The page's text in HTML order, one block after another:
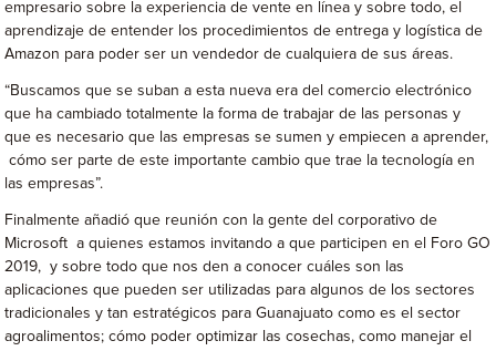
empresario sobre la experiencia de vente en línea y sobre todo, el
aprendizaje de entender los procedimientos de entrega y logística de
Amazon para poder ser un vendedor de cualquiera de sus áreas.
“Buscamos que se suban a esta nueva era del comercio electrónico
que ha cambiado totalmente la forma de trabajar de las personas y
que es necesario que las empresas se sumen y empiecen a aprender,
cómo ser parte de este importante cambio que trae la tecnología en
las empresas”.
Finalmente añadió que reunión con la gente del corporativo de
Microsoft a quienes estamos invitando a que participen en el Foro GO
2019, y sobre todo que nos den a conocer cuáles son las
aplicaciones que pueden ser utilizadas para algunos de los sectores
tradicionales y tan estratégicos para Guanajuato como es el sector
agroalimentos; cómo poder optimizar las cosechas, como manejar el